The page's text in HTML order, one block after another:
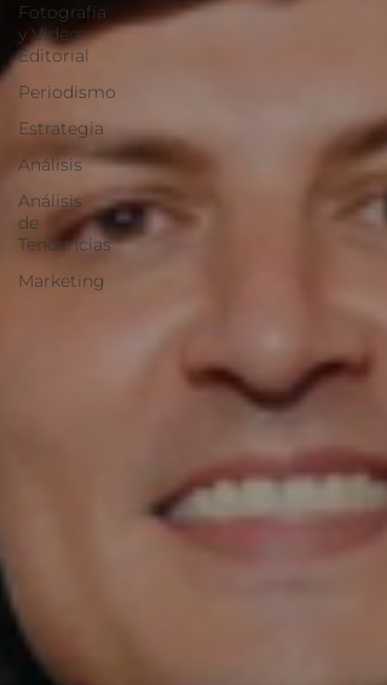
Fotografía
y Video
Editorial
Periodismo
Estrategia
Análisis
Análisis
de
Tendencias
Marketing